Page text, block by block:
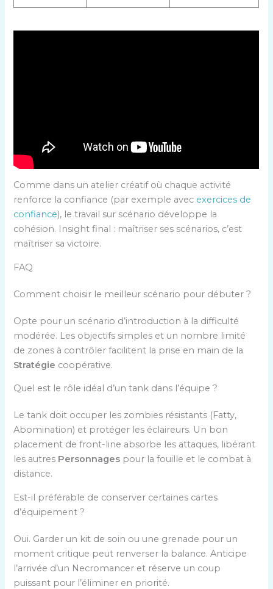
Comme dans un atelier créatif où chaque activité
renforce la confiance (par exemple avec exercices de
confiance), le travail sur scénario développe la
cohésion. Insight final : maîtriser ses scénarios, c’est
maîtriser sa victoire.
FAQ
Comment choisir le meilleur scénario pour débuter ?
Opte pour un scénario d’introduction à la difficulté
modérée. Les objectifs simples et un nombre limité
de zones à contrôler facilitent la prise en main de la
Stratégie coopérative.
Quel est le rôle idéal d’un tank dans l’équipe ?
Le tank doit occuper les zombies résistants (Fatty,
Abomination) et protéger les éclaireurs. Un bon
placement de front-line absorbe les attaques, libérant
les autres Personnages pour la fouille et le combat à
distance.
Est-il préférable de conserver certaines cartes
d’équipement ?
Oui. Garder un kit de soin ou une grenade pour un
moment critique peut renverser la balance. Anticipe
l’arrivée d’un Necromancer et réserve un coup
puissant pour l’éliminer en priorité.